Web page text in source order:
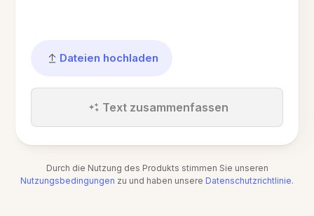
Dateien hochladen
Text zusammenfassen
Durch die Nutzung des Produkts stimmen Sie unseren
Nutzungsbedingungen zu und haben unsere Datenschutzrichtlinie.